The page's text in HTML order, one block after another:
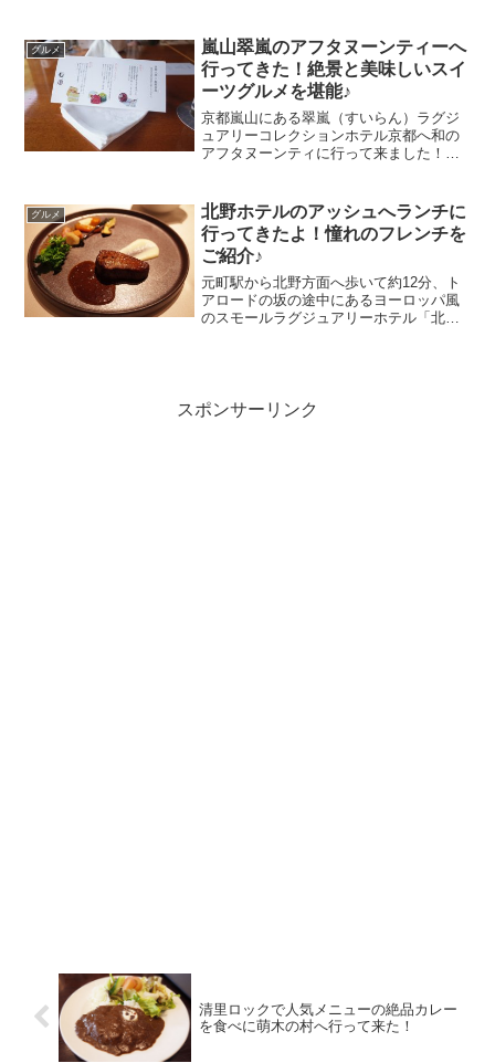
める「ベコ串」に行ってき...
グルメ
嵐山翠嵐のアフタヌーンティーへ
行ってきた！絶景と美味しいスイ
ーツグルメを堪能♪
京都嵐山にある翠嵐（すいらん）ラグジ
ュアリーコレクションホテル京都へ和の
アフタヌーンティに行って来ました！翠
テル♪そのホテル敷地内にある茶寮八翠で
和のアフタヌーンティー...
グルメ
北野ホテルのアッシュへランチに
行ってきたよ！憧れのフレンチを
ご紹介♪
元町駅から北野方面へ歩いて約12分、ト
アロードの坂の途中にあるヨーロッパ風
のスモールラグジュアリーホテル「北野
スポンサーリンク
清里ロックで人気メニューの絶品カレー
を食べに萌木の村へ行って来た！